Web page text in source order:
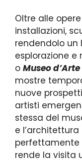
Oltre alle
installazioni,
rendendolo un
esplorazione e
o Museo
mostre
nuove
artisti
stessa del
e
perfettamente
rende la visita